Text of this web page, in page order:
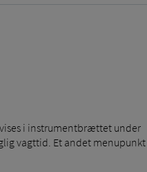
i instrumentbrættet under
vagttid. Et andet menupunkt